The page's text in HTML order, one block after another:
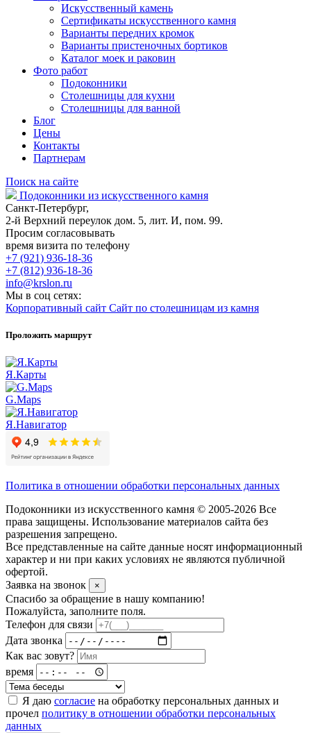
Искусственный камень
Сертификаты искусственного камня
Варианты передних кромок
Варианты пристеночных бортиков
Каталог моек и раковин
Фото работ
Подоконники
Столешницы для кухни
Столешницы для ванной
Блог
Цены
Контакты
Партнерам
Поиск на сайте
Подоконники из искусственного камня
Санкт-Петербург,
2-й Верхний переулок дом. 5, лит. И, пом. 99.
Просим согласовывать
время визита по телефону
+7 (921) 936-18-36
+7 (812) 936-18-36
info@krslon.ru
Мы в соц сетях:
Корпоративный сайт Сайт по столешницам из камня
Проложить маршрут
Я.Карты
G.Maps
Я.Навигатор
Политика в отношении обработки персональных данных
Подоконники из искусственного камня © 2005-2026 Все
права защищены. Использование материалов сайта без
разрешения запрещено.
Все представленные на сайте данные носят информационный
характер и ни при каких условиях не являются публичной
офертой.
Заявка на звонок
×
Спасибо за обращение в нашу компанию!
Пожалуйста, заполните поля.
Телефон для связи
Дата звонка
Как вас зовут?
время
Я даю согласие на обработку персональных данных и
прочел политику в отношении обработки персональных
данных